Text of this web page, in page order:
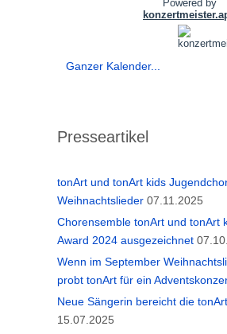
Ganzer Kalender...
Presseartikel
tonArt und tonArt kids
Weihnachtslieder 07.11.2025
Chorensemble tonArt und tonArt
Award 2024 ausgezeichnet
Wenn im September
probt tonArt für ein
Neue Sängerin bereicht die
15.07.2025